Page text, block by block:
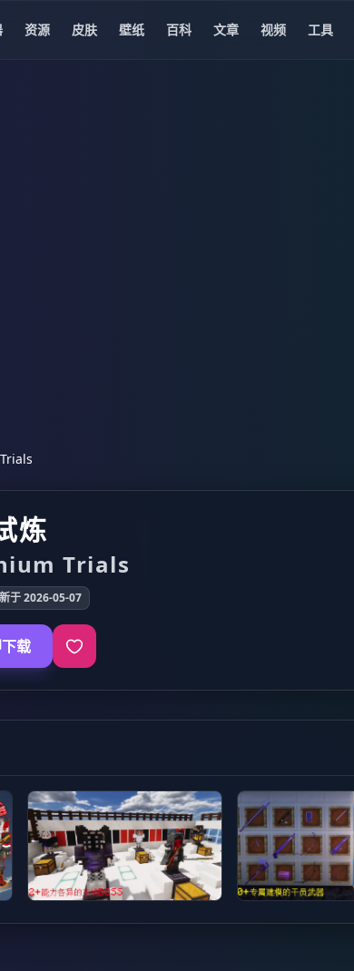
资源 皮肤 壁纸 百科 文章 视频 工具
炼
Trials
于 2026-05-07
载